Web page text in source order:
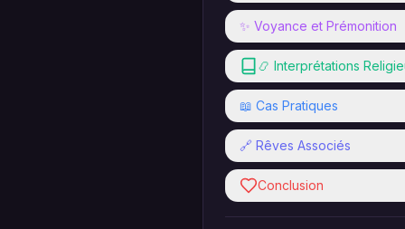
✨ Voyance et Prémonition
📿 Interprétations
📖 Cas Pratiques
🔗 Rêves Associés
Conclusion